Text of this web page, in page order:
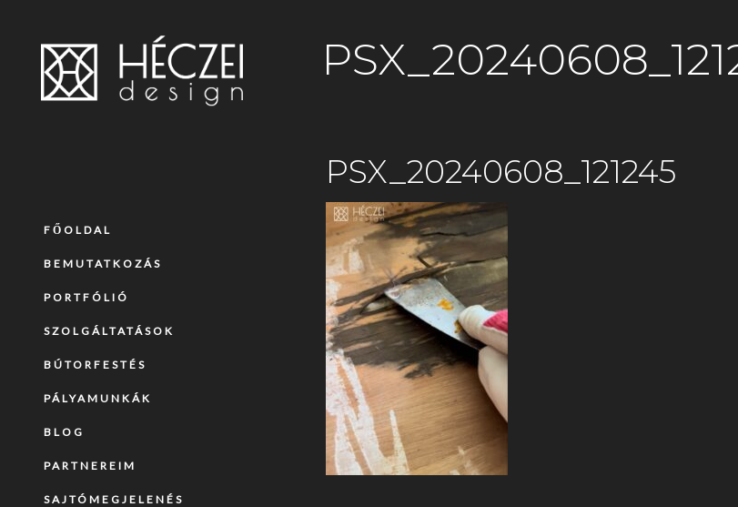
FŐOLDAL
BEMUTATKOZÁS
PORTFÓLIÓ
SZOLGÁLTATÁSOK
BÚTORFESTÉS
PÁLYAMUNKÁK
BLOG
PARTNEREIM
SAJTÓMEGJELENÉS
PSX_20240608_121245